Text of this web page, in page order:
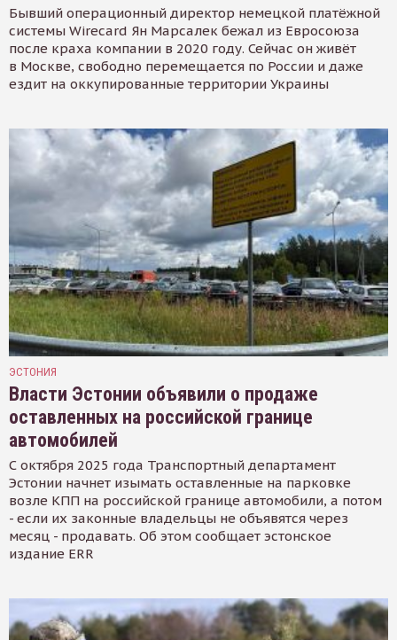
Бывший операционный директор немецкой платёжной
системы Wirecard Ян Марсалек бежал из Евросоюза
после краха компании в 2020 году. Сейчас он живёт
в Москве, свободно перемещается по России и даже
ездит на оккупированные территории Украины
ЭСТОНИЯ
Власти Эстонии объявили о продаже
оставленных на российской границе
автомобилей
С октября 2025 года Транспортный департамент
Эстонии начнет изымать оставленные на парковке
возле КПП на российской границе автомобили, а потом
- если их законные владельцы не объявятся через
месяц - продавать. Об этом сообщает эстонское
издание ERR